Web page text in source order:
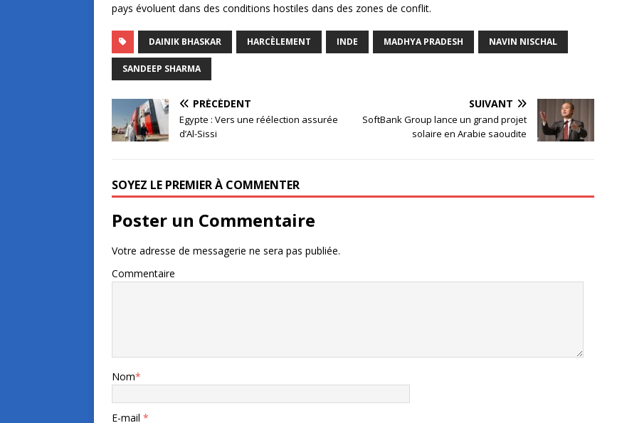
pays évoluent dans des conditions hostiles dans des zones de conflit.
DAINIK BHASKAR HARCÈLEMENT INDE MADHYA PRADESH NAVIN NISCHAL
SANDEEP SHARMA
PRÉCÉDENT
Egypte : Vers une réélection assurée
d’Al-Sissi
SUIVANT
SoftBank Group lance un grand projet
solaire en Arabie saoudite
SOYEZ LE PREMIER À COMMENTER
Poster un Commentaire
Votre adresse de messagerie ne sera pas publiée.
Commentaire
Nom*
E-mail *